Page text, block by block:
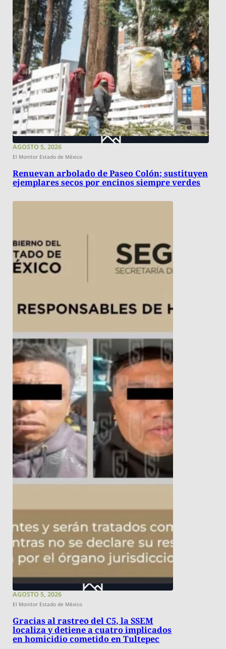
AGOSTO 5, 2026
El Monitor Estado de México
Renuevan arbolado de Paseo Colón; sustituyen
ejemplares secos por encinos siempre verdes
AGOSTO 5, 2026
El Monitor Estado de México
Gracias al rastreo del C5, la SSEM
localiza y detiene a cuatro implicados
en homicidio cometido en Tultepec